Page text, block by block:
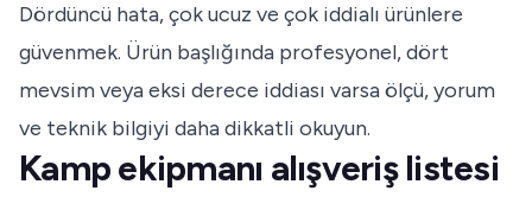
Dördüncü hata, çok ucuz ve çok iddialı ürünlere
güvenmek. Ürün başlığında profesyonel, dört
mevsim veya eksi derece iddiası varsa ölçü, yorum
ve teknik bilgiyi daha dikkatli okuyun.
Kamp ekipmanı alışveriş listesi